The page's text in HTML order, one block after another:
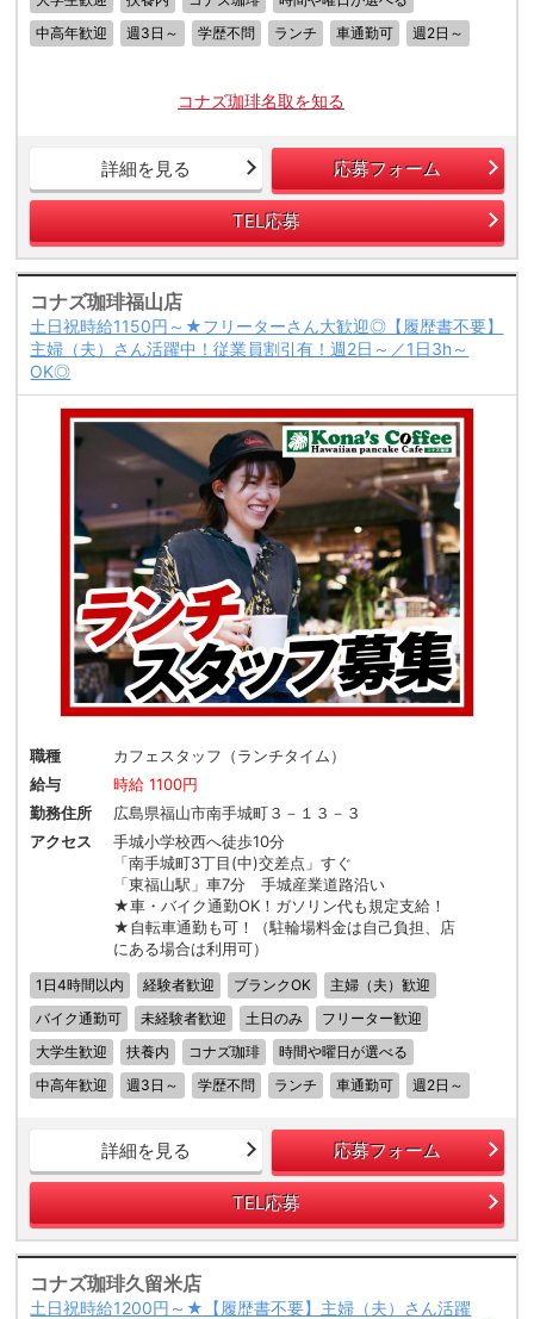
中高年歓迎
週3日～ 学歴不問 ランチ 車通勤可 週2日～
コナズ珈琲名取を知る
詳細を見る 応募フォーム
TEL応募
コナズ珈琲福山店
土日祝時給1150円～★フリーターさん大歓迎◎【履歴書不要】
主婦（夫）さん活躍中！従業員割引有！週2日～／1日3h～
OK◎
職種
カフェスタッフ（ランチタイム）
給与
時給 1100円
勤務住所
広島県福山市南手城町３－１３－３
アクセス
手城小学校西へ徒歩10分
「南手城町3丁目(中)交差点」すぐ
「東福山駅」車7分 手城産業道路沿い
★車・バイク通勤OK！ガソリン代も規定支給！
★自転車通勤も可！（駐輪場料金は自己負担、店
にある場合は利用可）
1日4時間以内 経験者歓迎 ブランクOK
主婦（夫）歓迎
バイク通勤可
未経験者歓迎 土日のみ
フリーター歓迎
大学生歓迎
扶養内 コナズ珈琲
時間や曜日が選べる
中高年歓迎
週3日～ 学歴不問 ランチ 車通勤可 週2日～
詳細を見る 応募フォーム
TEL応募
コナズ珈琲久留米店
土日祝時給1200円～★【履歴書不要】主婦（夫）さん活躍